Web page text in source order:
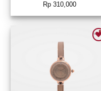
Rp310,000